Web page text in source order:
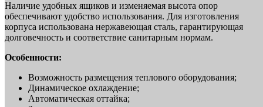
Наличие удобных ящиков и изменяемая высота опор
обеспечивают удобство использования. Для изготовления
корпуса использована нержавеющая сталь, гарантирующая
долговечность и соответствие санитарным нормам.
Особенности:
Возможность размещения теплового оборудования;
Динамическое охлаждение;
Автоматическая оттайка;